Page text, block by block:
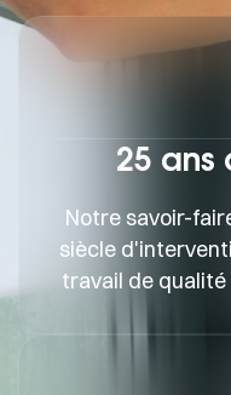
25 ans
Notre savoir-
siècle
travail de